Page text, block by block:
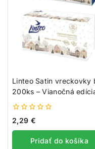
Linteo Satin vreckovky
200ks – Vianočná
0
5
2,29 €
Pridať do košíka